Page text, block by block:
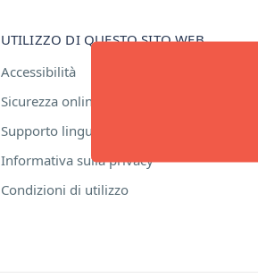
UTILIZZO DI QUESTO SITO WEB
Accessibilità
Sicurezza online
Supporto linguistico
Informativa sulla privacy
Condizioni di utilizzo